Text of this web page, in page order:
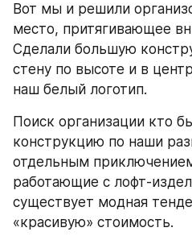
Вот мы и решили
место, притягивающее
Сделали большую
стену по высоте и в
наш белый логотип.
Поиск организации кто
конструкцию по наши
отдельным
работающие с лофт-
существует модная
«красивую» стоимость.